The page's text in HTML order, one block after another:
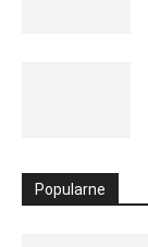
Popularne